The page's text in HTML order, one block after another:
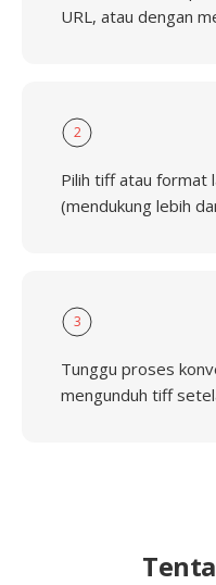
URL, atau dengan
2
Pilih tiff atau format
(mendukung lebih
3
Tunggu proses
mengunduh tiff